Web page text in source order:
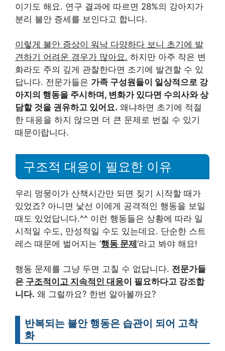
이기도 해요. 연구 결과에 따르면 28%의 강아지가
분리 불안 증세를 보인다고 합니다.
이렇게 불안 증상이 워낙 다양하다 보니 초기에 발
견하기 어려운 경우가 많아요. 하지만 아주 작은 변
화라도 주의 깊게 관찰한다면 조기에 발견할 수 있
답니다. 전문가들은 가족 구성원들이 일상적으로 강
아지의 행동을 주시하며, 변화가 있다면 수의사와 상
담할 것을 권유하고 있어요. 왜냐하면 초기에 적절
한 대응을 하지 않으면 더 큰 문제로 번질 수 있기
때문이랍니다.
구조적 대응이 필요한 이유
우리 멍뭉이가 산책시간만 되면 짖기 시작할 때가
있었죠? 아니면 낯선 이에게 공격적인 행동을 보일
때도 있었답니다.^^ 이런 행동들은 상황에 따라 일
시적일 수도, 만성적일 수도 있는데요. 단순한 스트
레스 때문에 벌어지는 ‘행동 문제‘라고 봐야 해요!
행동 문제를 그냥 두면 고칠 수 없답니다. 전문가들
은 구조적이고 지속적인 대응이 필요하다고 강조합
니다. 왜 그럴까요? 한번 알아볼까요?
반복되는 불안 행동은 습관이 되어 고착
화